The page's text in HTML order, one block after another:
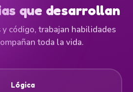
que desarrollan
código, trabajan habilidades
toda la vida.
Lógica